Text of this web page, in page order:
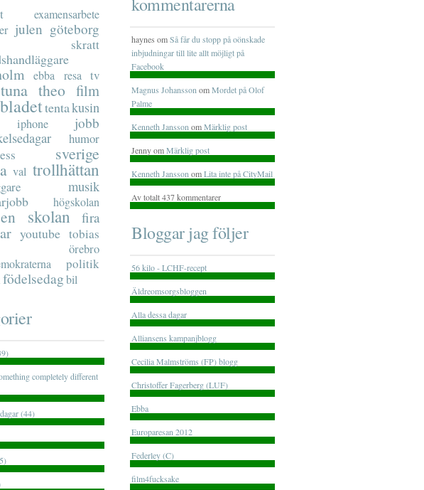
examensarbete
julen göteborg
skratt
ebba resa tv
theo film
tentakusin
iphone jobb
humor
sverige
val trollhättan
musik
högskolan
skolan fira
youtube tobias
örebro
politik
födelsedagbil
completely different
(44)
haynes omSå får du stopp på oönskade
inbjudningar till lite allt möjligt på
Facebook
Magnus Johansson omMordet på Olof
Palme
Kenneth Jansson omMärklig post
Jenny omMärklig post
Kenneth Jansson omLita inte på CityMail
Av totalt 437 kommentarer
Bloggar jag följer
56 kilo - LCHF-recept
Äldreomsorgsbloggen
Alla dessa dagar
Alliansens kampanjblogg
Cecilia Malmströms (FP) blogg
Christoffer Fagerberg (LUF)
Ebba
Europaresan 2012
Federley (C)
film4fucksake